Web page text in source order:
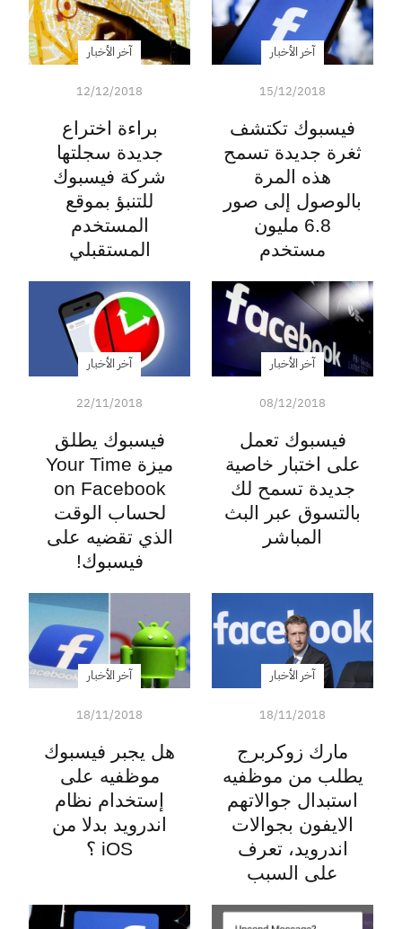
آخر الأخبار
15/12/2018
فيسبوك تكتشف
ثغرة جديدة تسمح
هذه المرة
بالوصول إلى صور
6.8 مليون
مستخدم
آخر الأخبار
12/12/2018
براءة اختراع
جديدة سجلتها
شركة فيسبوك
للتنبؤ بموقع
المستخدم
المستقبلي
آخر الأخبار
08/12/2018
فيسبوك تعمل
على اختبار خاصية
جديدة تسمح لك
بالتسوق عبر البث
المباشر
آخر الأخبار
22/11/2018
فيسبوك يطلق
ميزة Your Time
on Facebook
لحساب الوقت
الذي تقضيه على
فيسبوك!
آخر الأخبار
18/11/2018
مارك زوكربرج
يطلب من موظفيه
استبدال جوالاتهم
الايفون بجوالات
اندرويد، تعرف
على السبب
آخر الأخبار
18/11/2018
هل يجبر فيسبوك
موظفيه على
إستخدام نظام
اندرويد بدلا من
iOS ؟